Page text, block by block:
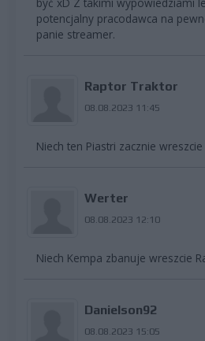
być xD Z takimi wypowiedziami
potencjalny pracodawca na
panie streamer.
Raptor Traktor
08.08.2023 11:45
Niech ten Piastri zacznie
Werter
08.08.2023 12:10
Niech Kempa zbanuje wreszcie
Danielson92
08.08.2023 15:05